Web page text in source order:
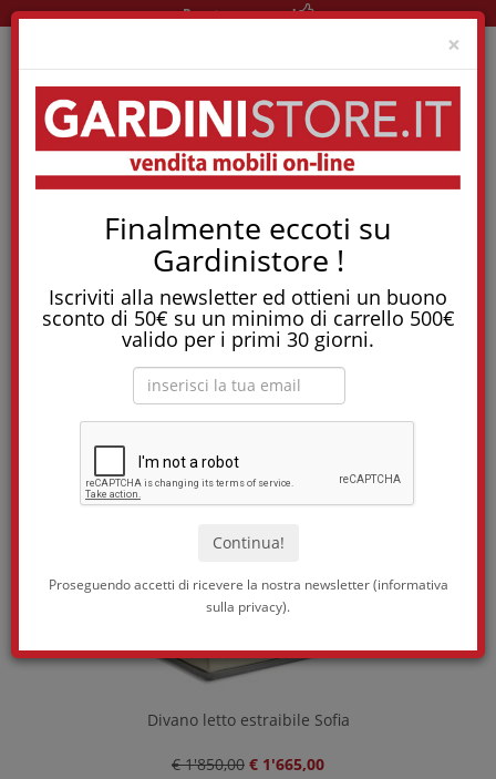
×
Finalmente eccoti su
Gardinistore !
Iscriviti alla newsletter ed ottieni un buono
sconto di 50€ su un minimo di carrello 500€
valido per i primi 30 giorni.
Proseguendo accetti di ricevere la nostra newsletter (informativa
sulla privacy).
Pronta consegna!
e molti altri Elettrodomestici!
Letti a Scomparsa
Orizzontale
-10%
Divano letto estraibile Sofia
€ 1'850,00 € 1'665,00